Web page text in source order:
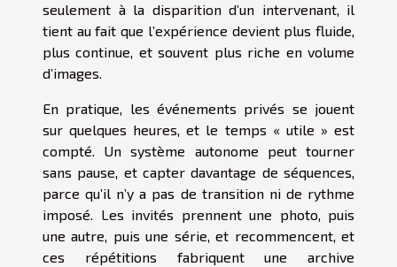
seulement à la disparition d’un intervenant, il
tient au fait que l’expérience devient plus fluide,
plus continue, et souvent plus riche en volume
d’images.
En pratique, les événements privés se jouent
sur quelques heures, et le temps « utile » est
compté. Un système autonome peut tourner
sans pause, et capter davantage de séquences,
parce qu’il n’y a pas de transition ni de rythme
imposé. Les invités prennent une photo, puis
une autre, puis une série, et recommencent, et
ces répétitions fabriquent une archive